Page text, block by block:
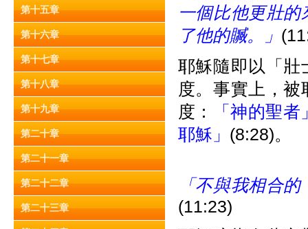
第十五章
第十六章
第十七章
第十八章
第十九章
第二十章
第二十一章
第二十二章
第二十三章
一個比他更壯
了他的贓。」
耶穌隨即以「壯
度。事實上，
度：
「神的聖者
耶穌」 (8:28)。
「不與我相合
(11:23)